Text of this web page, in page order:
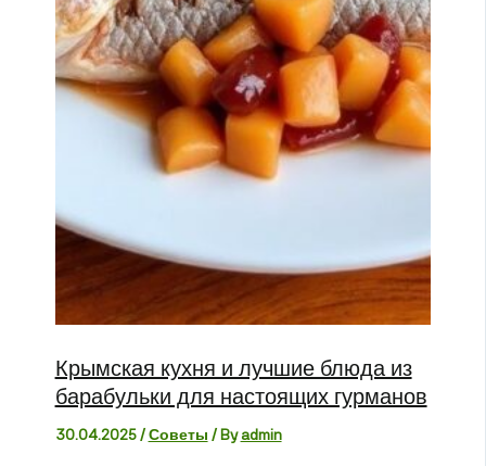
Крымская кухня и лучшие блюда из
барабульки для настоящих гурманов
30.04.2025/Советы / Byadmin